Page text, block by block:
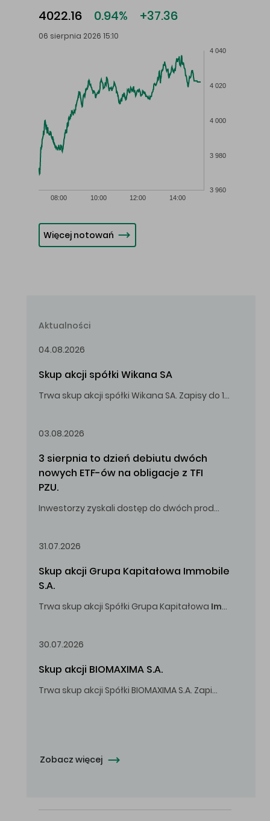
4022.16 0.94% +37.36
06 sierpnia 2026 15:10
08:00 10:00 12:00 14:00
3 960
3 980
4 000
4 020
4 040
Więcej notowań
Aktualności
04.08.2026
Skup akcji spółki Wikana SA
Trwa skup akcji spółki Wikana SA. Zapisy do 14.08.2026 r. do godz. 16.00.
03.08.2026
3 sierpnia to dzień debiutu dwóch
nowych ETF-ów na obligacje z TFI
PZU.
Inwestorzy zyskali dostęp do dwóch produktów umożliwiających inwestowanie w obligacje skarbowe.
31.07.2026
Skup akcji Grupa Kapitałowa Immobile
S.A.
Trwa skup akcji Spółki Grupa Kapitałowa Immobile
30.07.2026
Skup akcji BIOMAXIMA S.A.
Trwa skup akcji Spółki BIOMAXIMA S.A. Zapisy do 4 sierpnia 2026 r. do godz. 16.00.
Zobacz więcej